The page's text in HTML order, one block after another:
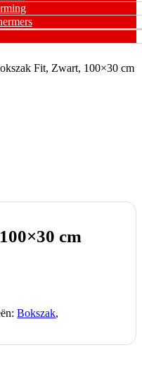
Fit, Zwart, 100×30 cm
cm
Bokszak,